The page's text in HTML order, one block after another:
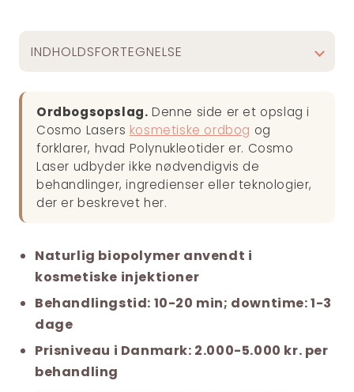
INDHOLDSFORTEGNELSE
Ordbogsopslag. Denne side er et opslag i
Cosmo Lasers kosmetiske ordbog og
forklarer, hvad Polynukleotider er. Cosmo
Laser udbyder ikke nødvendigvis de
behandlinger, ingredienser eller teknologier,
der er beskrevet her.
Naturlig biopolymer anvendt i
kosmetiske injektioner
Behandlingstid: 10-20 min; downtime: 1-3
dage
Prisniveau i Danmark: 2.000-5.000 kr. per
behandling